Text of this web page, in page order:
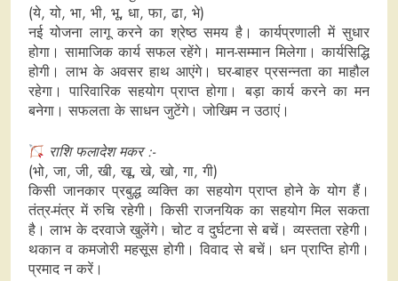
(ये, यो, भा, भी, भू, धा, फा, ढा, भे)
नई योजना लागू करने का श्रेष्ठ समय है। कार्यप्रणाली में सुधार
होगा। सामाजिक कार्य सफल रहेंगे। मान-सम्मान मिलेगा। कार्यसिद्धि
होगी। लाभ के अवसर हाथ आएंगे। घर-बाहर प्रसन्नता का माहौल
रहेगा। पारिवारिक सहयोग प्राप्त होगा। बड़ा कार्य करने का मन
बनेगा। सफलता के साधन जुटेंगे। जोखिम न उठाएं।
राशि फलादेश मकर :-
(भो, जा, जी, खी, खू, खे, खो, गा, गी)
किसी जानकार प्रबुद्ध व्यक्ति का सहयोग प्राप्त होने के योग हैं।
तंत्र-मंत्र में रुचि रहेगी। किसी राजनयिक का सहयोग मिल सकता
है। लाभ के दरवाजे खुलेंगे। चोट व दुर्घटना से बचें। व्यस्तता रहेगी।
थकान व कमजोरी महसूस होगी। विवाद से बचें। धन प्राप्ति होगी।
प्रमाद न करें।